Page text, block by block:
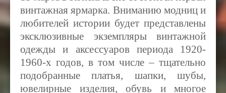
винтажная ярмарка. Вниманию модниц и
любителей истории будет представлены
эксклюзивные экземпляры винтажной
одежды и аксессуаров периода 1920-
1960-х годов, в том числе – тщательно
подобранные платья, шапки, шубы,
ювелирные изделия, обувь и многое